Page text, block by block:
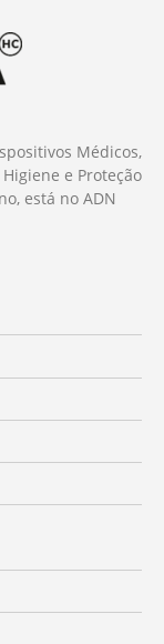
Médicos,
e Proteção
está no ADN